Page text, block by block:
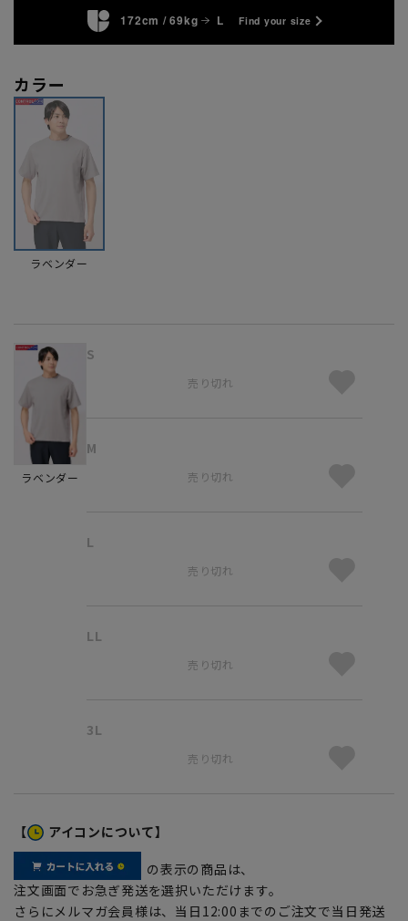
172cm / 69kg L Find your size
カラー
ラベンダー
ラベンダー
S
売り切れ
M
売り切れ
L
売り切れ
LL
売り切れ
3L
売り切れ
【 アイコンについて】
の表示の商品は、
注文画面でお急ぎ発送を選択いただけます。
さらにメルマガ会員様は、当日12:00までのご注文で当日発送